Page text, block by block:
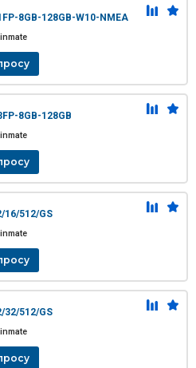
8GB-128GB-W10-NMEA
8GB-128GB
16/512/GS
32/512/GS